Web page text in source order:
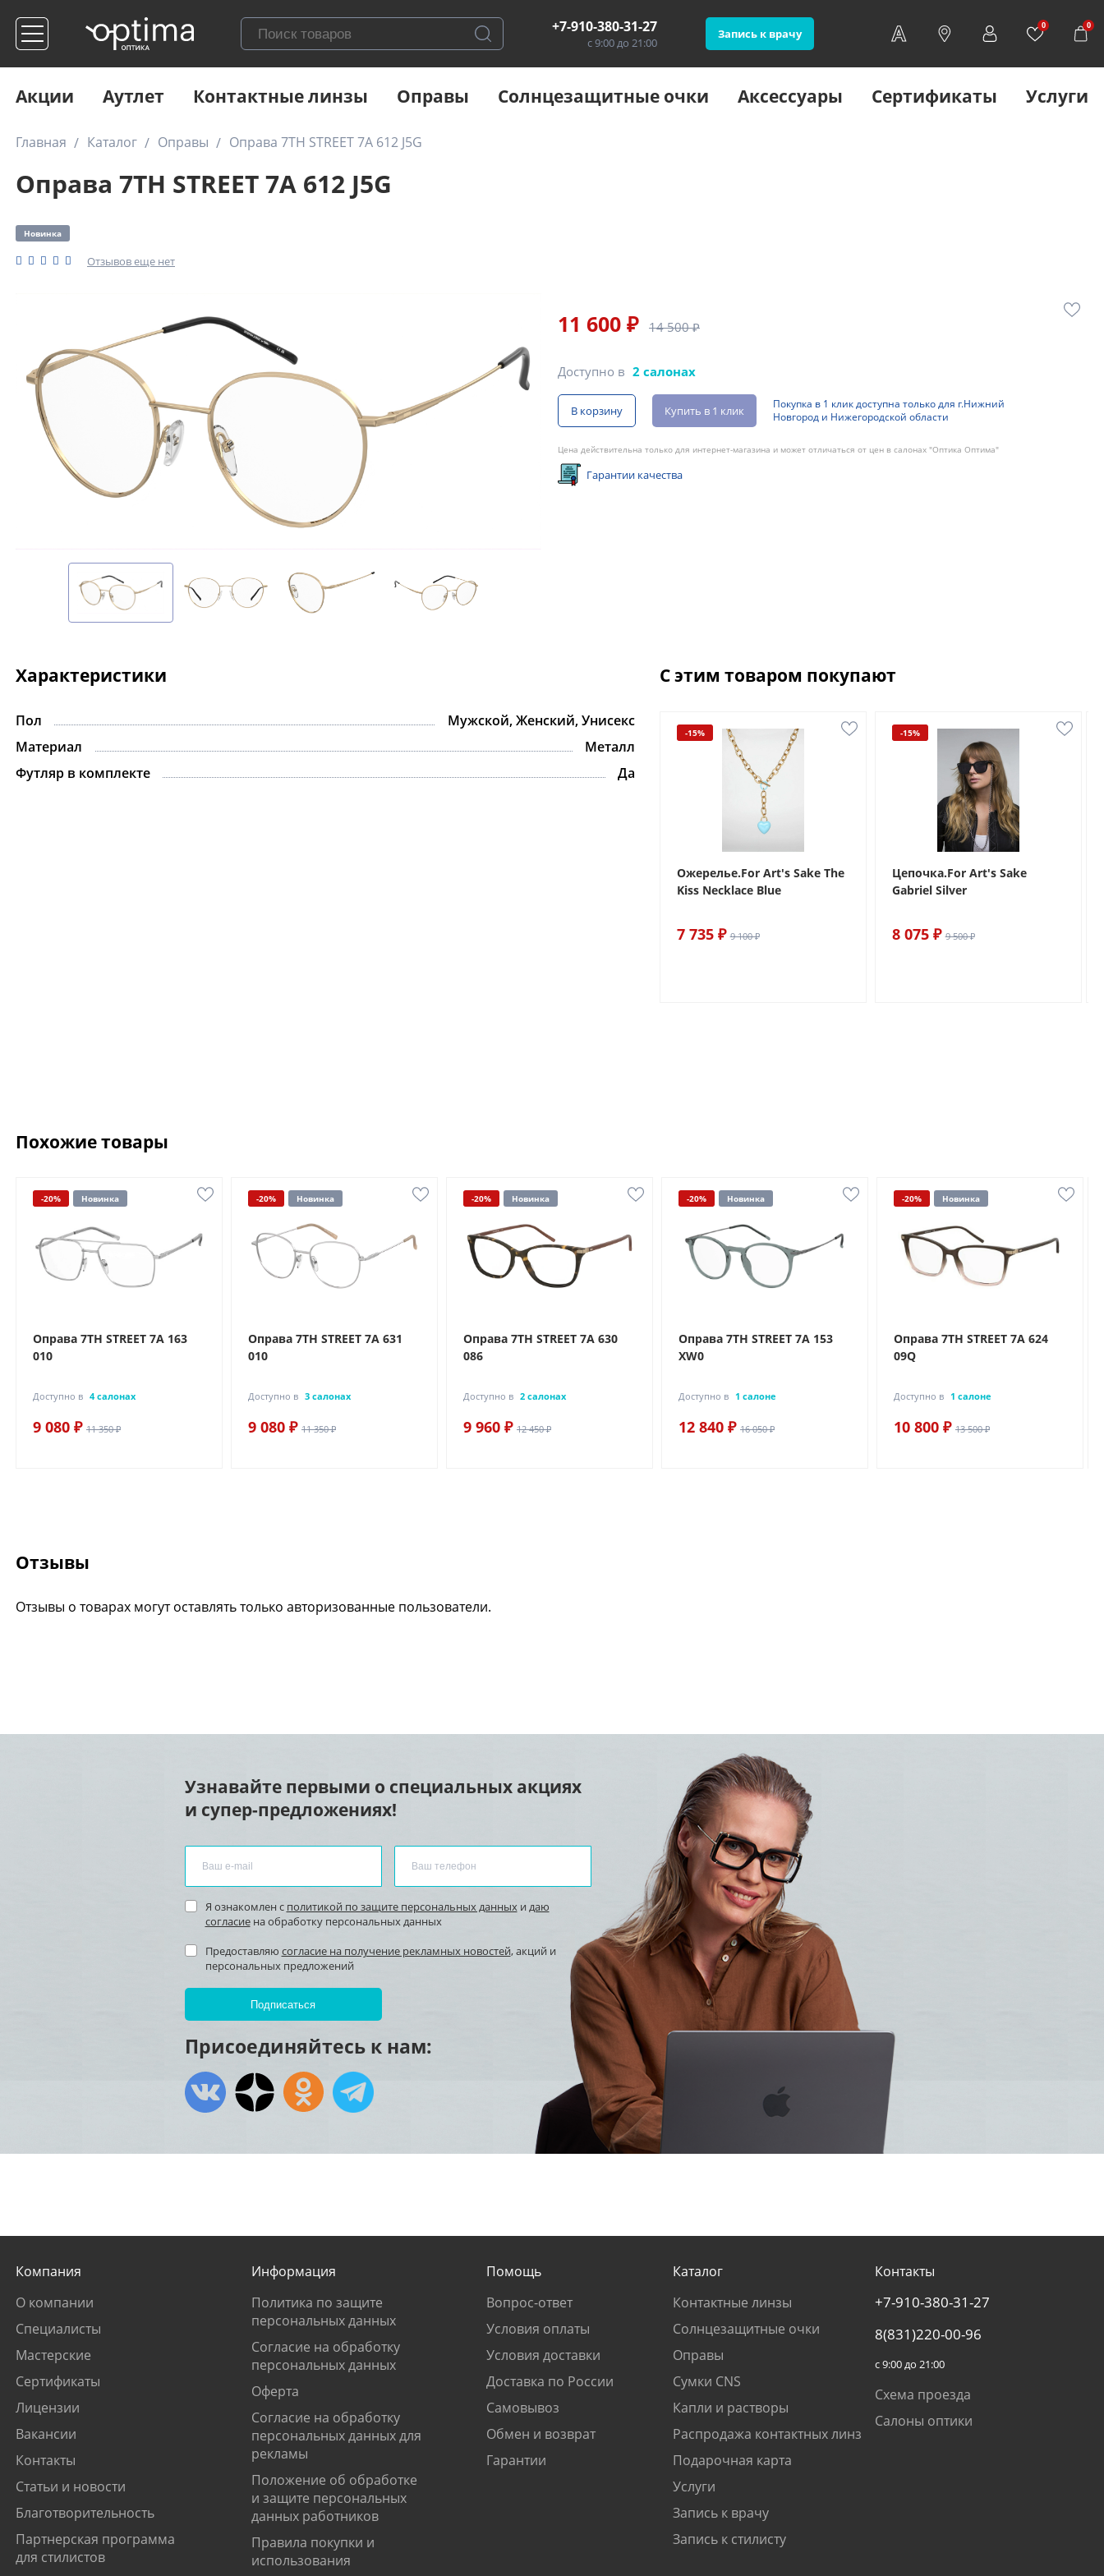
+7-910-380-31-27
с 9:00 до 21:00
Запись к врачу
0 0
Акции Аутлет Контактные линзы Оправы Солнцезащитные очки Аксессуары Сертификаты Услуги
Главная Каталог Оправы Оправа 7TH STREET 7A 612 J5G
Оправа 7TH STREET 7A 612 J5G
Новинка
Отзывов еще нет
11 600 ₽ 14 500 ₽
Доступно в 2 салонах
В корзину Купить в 1 клик
Покупка в 1 клик доступна только для г.Нижний
Новгород и Нижегородской области
Цена действительна только для интернет-магазина и может отличаться от цен в салонах "Оптика Оптима"
Гарантии качества
Характеристики
Пол
Мужской, Женский, Унисекс
Материал
Металл
Футляр в комплекте
Да
С этим товаром покупают
-15%
Ожерелье.For Art's Sake The
Kiss Necklace Blue
7 735 ₽ 9 100 ₽
-15%
Цепочка.For Art's Sake
Gabriel Silver
8 075 ₽ 9 500 ₽
Похожие товары
-20% Новинка
Оправа 7TH STREET 7A 163
010
Доступно в 4 салонах
9 080 ₽ 11 350 ₽
-20% Новинка
Оправа 7TH STREET 7A 631
010
Доступно в 3 салонах
9 080 ₽ 11 350 ₽
-20% Новинка
Оправа 7TH STREET 7A 630
086
Доступно в 2 салонах
9 960 ₽ 12 450 ₽
-20% Новинка
Оправа 7TH STREET 7A 153
XW0
Доступно в 1 салоне
12 840 ₽ 16 050 ₽
-20% Новинка
Оправа 7TH STREET 7A 624
09Q
Доступно в 1 салоне
10 800 ₽ 13 500 ₽
Отзывы
Отзывы о товарах могут оставлять только авторизованные пользователи.
Узнавайте первыми о специальных акциях
и супер-предложениях!
Я ознакомлен с политикой по защите персональных данныхидаю
согласиена обработку персональных данных
Предоставляю согласие на получение рекламных новостей, акций и
персональных предложений
Присоединяйтесь к нам:
Компания
О компании
Специалисты
Мастерские
Сертификаты
Лицензии
Вакансии
Контакты
Статьи и новости
Благотворительность
Партнерская программа
для стилистов
Информация
Политика по защите
персональных данных
Согласие на обработку
персональных данных
Оферта
Согласие на обработку
персональных данных для
рекламы
Положение об обработке
и защите персональных
данных работников
Правила покупки и
использования
Помощь
Вопрос-ответ
Условия оплаты
Условия доставки
Доставка по России
Самовывоз
Обмен и возврат
Гарантии
Каталог
Контактные линзы
Солнцезащитные очки
Оправы
Сумки CNS
Капли и растворы
Распродажа контактных линз
Подарочная карта
Услуги
Запись к врачу
Запись к стилисту
Контакты
+7-910-380-31-27
8(831)220-00-96
с 9:00 до 21:00
Схема проезда
Салоны оптики